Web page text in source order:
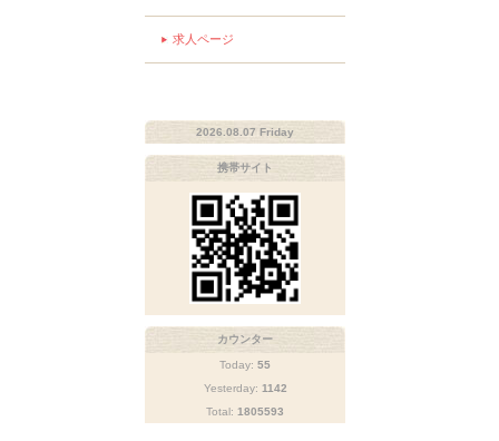
求人ページ
2026.08.07 Friday
携帯サイト
カウンター
Today: 55
Yesterday: 1142
Total: 1805593